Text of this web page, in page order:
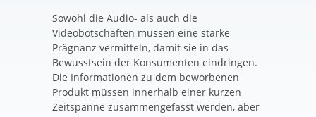
Sowohl die Audio- als auch die
Videobotschaften müssen eine starke
Prägnanz vermitteln, damit sie in das
Bewusstsein der Konsumenten eindringen.
Die Informationen zu dem beworbenen
Produkt müssen innerhalb einer kurzen
Zeitspanne zusammengefasst werden, aber